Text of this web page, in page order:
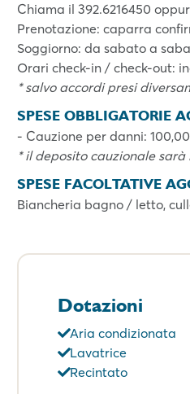
Chiama il 392.6216450
Prenotazione: caparra
Soggiorno: da sabato a
Orari check-in / check-out:
* salvo accordi presi
SPESE OBBLIGATORIE
- Cauzione per danni:
* il deposito cauzionale
SPESE FACOLTATIVE
Biancheria bagno / letto,
Dotazioni
Aria condizionata
Lavatrice
Recintato